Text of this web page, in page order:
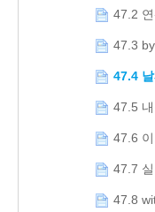
47.2
47.3
47.4
47.5
47.6
47.7
47.8